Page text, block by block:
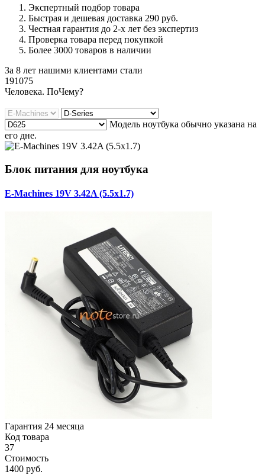
Экспертный подбор товара
Быстрая и дешевая доставка 290 руб.
Честная гарантия до 2-х лет без экспертиз
Проверка товара перед покупкой
Более 3000 товаров в наличии
За 8 лет нашими клиентами стали
191075
Человека. ПоЧему?
Модель ноутбука обычно указана на
его дне.
Блок питания для ноутбука
E-Machines 19V 3.42A (5.5x1.7)
Гарантия 24 месяца
Код товара
37
Стоимость
1400 руб.